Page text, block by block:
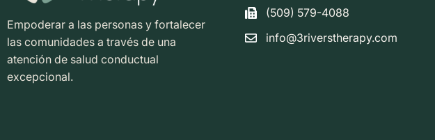
Empoderar a las personas y fortalecer
las comunidades a través de una
atención de salud conductual
excepcional.
(509) 579-4088
info@3riverstherapy.com